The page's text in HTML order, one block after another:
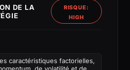
DE LA
RISQUE:
HIGH
caractéristiques factorielles,